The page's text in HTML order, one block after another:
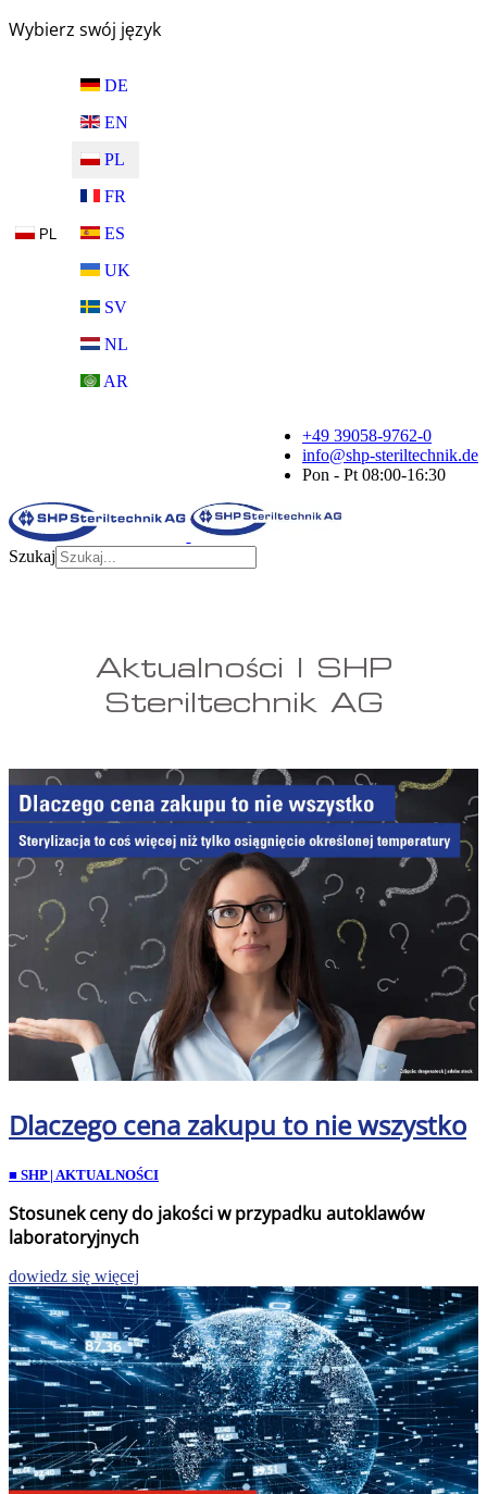
Wybierz swój język
PL
DE
EN
PL
FR
ES
UK
SV
NL
AR
+49 39058-9762-0
info@shp-steriltechnik.de
Pon - Pt 08:00-16:30
Szukaj
Aktualności | SHP
Steriltechnik AG
Dlaczego cena zakupu to nie wszystko
■ SHP | AKTUALNOŚCI
Stosunek ceny do jakości w przypadku autoklawów
laboratoryjnych
dowiedz się więcej